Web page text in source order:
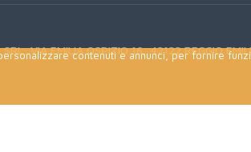
VIA EMILIA OSPIZIO 16, 42122 REGGIO
contenuti e annunci, per fornire